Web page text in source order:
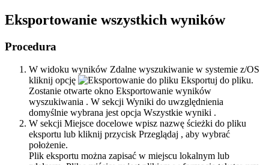
Eksportowanie wszystkich wyników
Procedura
W widoku wyników Zdalne wyszukiwanie w systemie z/OS
kliknij opcję
Eksportuj do pliku.
Zostanie otwarte okno Eksportowanie wyników
wyszukiwania . W sekcji Wyniki do uwzględnienia
domyślnie wybrana jest opcja Wszystkie wyniki .
W sekcji Miejsce docelowe wpisz nazwę ścieżki do pliku
eksportu lub kliknij przycisk Przeglądaj , aby wybrać
położenie.
Plik eksportu można zapisać w miejscu lokalnym lub